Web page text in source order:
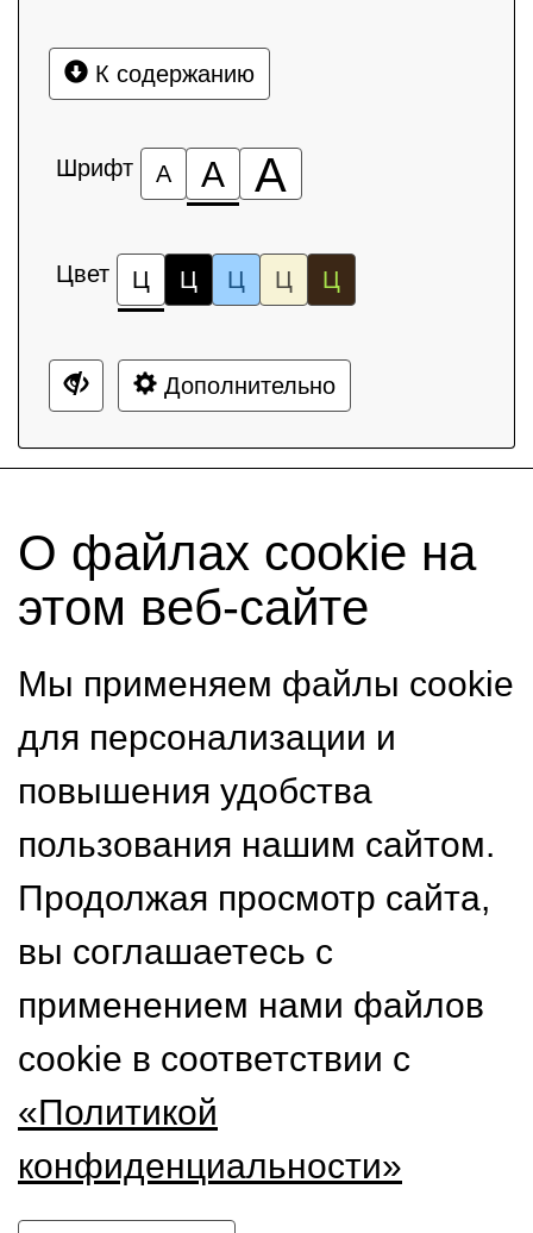
К содержанию
Шрифт А А А
Цвет Ц Ц Ц Ц Ц
Дополнительно
О файлах cookie на
этом веб-сайте
Мы применяем файлы cookie
для персонализации и
повышения удобства
пользования нашим сайтом.
Продолжая просмотр сайта,
вы соглашаетесь с
применением нами файлов
cookie в соответствии с
«Политикой
конфиденциальности»